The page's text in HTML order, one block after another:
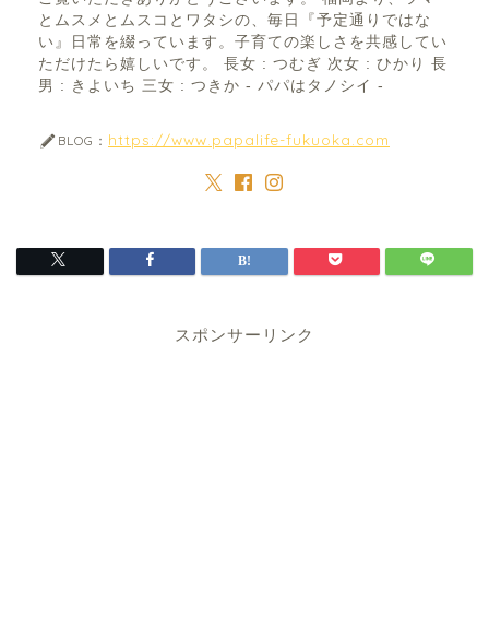
とムスメとムスコとワタシの、毎日『予定通りではな
い』日常を綴っています。子育ての楽しさを共感してい
ただけたら嬉しいです。 長女 : つむぎ 次女 : ひかり 長
男 : きよいち 三女 : つきか - パパはタノシイ -
BLOG： https://www.papalife-fukuoka.com
スポンサーリンク